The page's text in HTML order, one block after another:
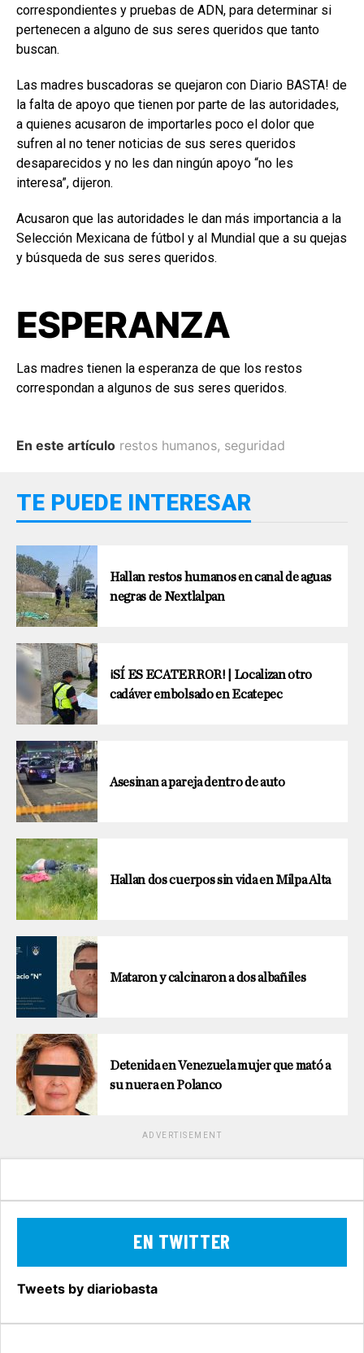
correspondientes y pruebas de ADN, para determinar si
pertenecen a alguno de sus seres queridos que tanto
buscan.
Las madres buscadoras se quejaron con Diario BASTA! de
la falta de apoyo que tienen por parte de las autoridades,
a quienes acusaron de importarles poco el dolor que
sufren al no tener noticias de sus seres queridos
desaparecidos y no les dan ningún apoyo “no les
interesa”, dijeron.
Acusaron que las autoridades le dan más importancia a la
Selección Mexicana de fútbol y al Mundial que a su quejas
y búsqueda de sus seres queridos.
ESPERANZA
Las madres tienen la esperanza de que los restos
correspondan a algunos de sus seres queridos.
En este artículo restos humanos, seguridad
TE PUEDE INTERESAR
Hallan restos humanos en canal de aguas
negras de Nextlalpan
¡SÍ ES ECATERROR! | Localizan otro
cadáver embolsado en Ecatepec
Asesinan a pareja dentro de auto
Hallan dos cuerpos sin vida en Milpa Alta
Mataron y calcinaron a dos albañiles
Detenida en Venezuela mujer que mató a
su nuera en Polanco
ADVERTISEMENT
EN TWITTER
Tweets by diariobasta